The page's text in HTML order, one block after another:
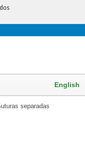
English
separadas